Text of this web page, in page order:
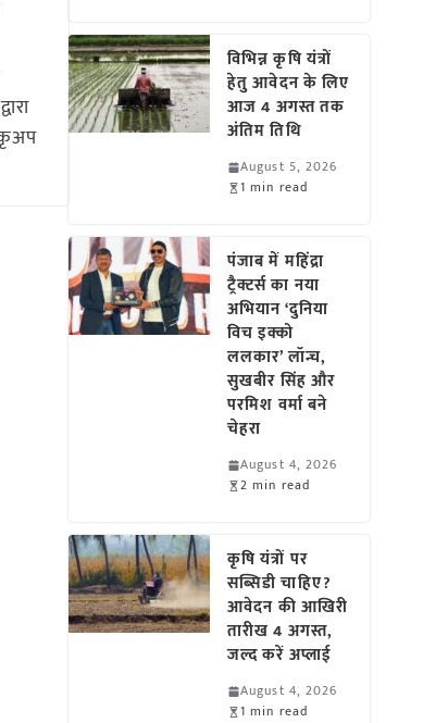
विभिन्न कृषि यंत्रों
हेतु आवेदन के लिए
आज 4 अगस्त तक
अंतिम तिथि
August 5, 2026
1 min read
पंजाब में महिंद्रा
ट्रैक्टर्स का नया
अभियान ‘दुनिया
विच इक्को
ललकार’ लॉन्च,
सुखबीर सिंह और
परमिश वर्मा बने
चेहरा
August 4, 2026
2 min read
कृषि यंत्रों पर
सब्सिडी चाहिए?
आवेदन की आखिरी
तारीख 4 अगस्त,
जल्द करें अप्लाई
August 4, 2026
1 min read